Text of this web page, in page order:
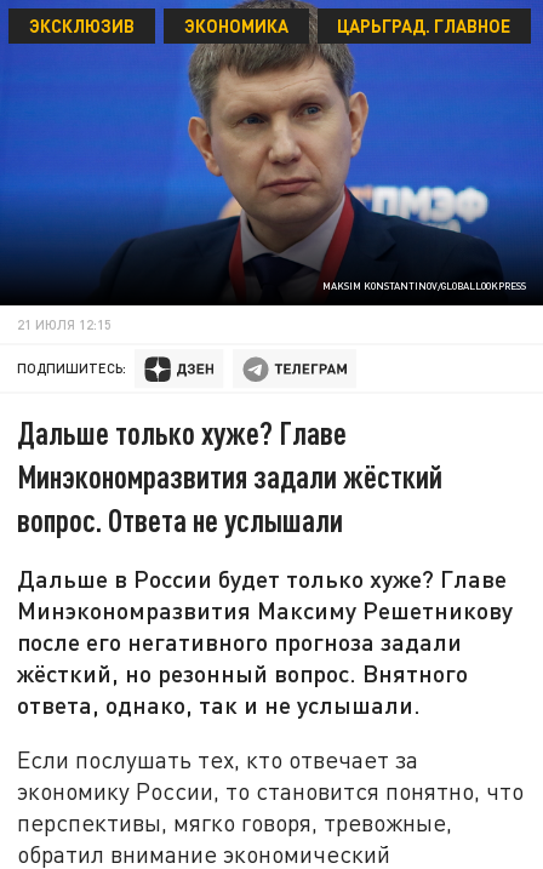
MAKSIM KONSTANTINOV/GLOBALLOOKPRESS
ЭКСКЛЮЗИВ ЭКОНОМИКА ЦАРЬГРАД. ГЛАВНОЕ
21 ИЮЛЯ 12:15
ПОДПИШИТЕСЬ:
Дальше только хуже? Главе
Минэкономразвития задали жёсткий
вопрос. Ответа не услышали
Дальше в России будет только хуже? Главе
Минэкономразвития Максиму Решетникову
после его негативного прогноза задали
жёсткий, но резонный вопрос. Внятного
ответа, однако, так и не услышали.
Если послушать тех, кто отвечает за
экономику России, то становится понятно, что
перспективы, мягко говоря, тревожные,
обратил внимание экономический